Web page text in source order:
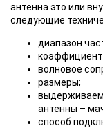
антенна это или
следующие
диапазон
волновое
размеры;
антенны –
способ